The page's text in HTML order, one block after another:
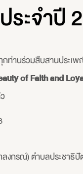
ะจำปี
ท่านร่วมสืบสานประเพ
of Faith and
งกรณ์) ตำบลประชาธิ